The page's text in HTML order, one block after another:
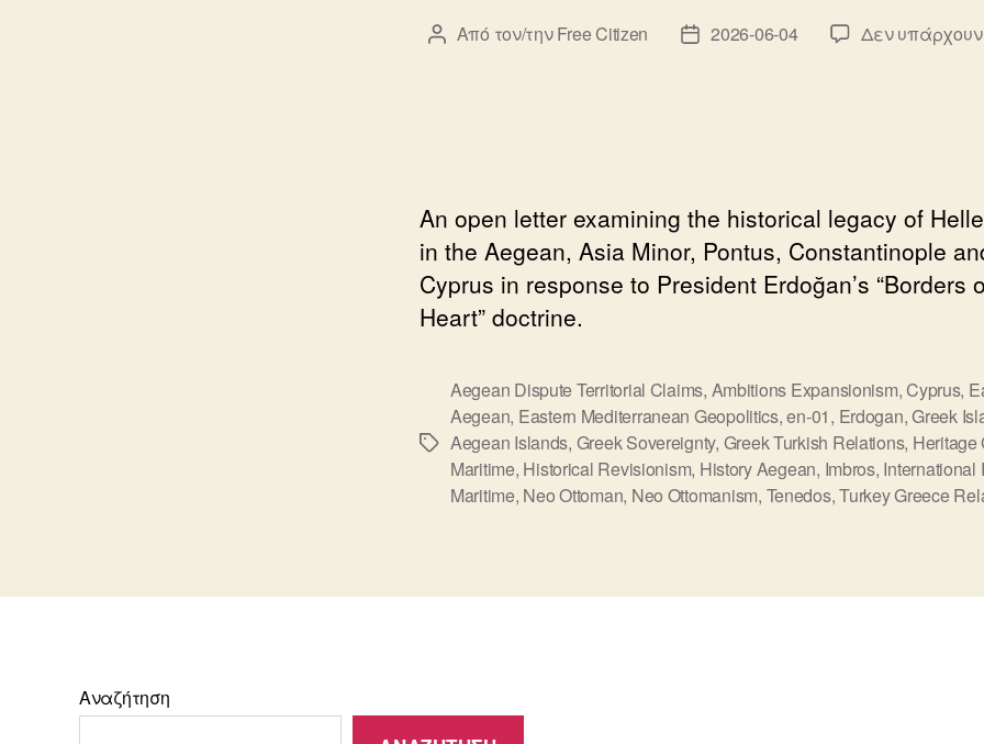
Συντάκτης
Από τον/τηνFree Citizen
Ημ.2026-06-04 Δεν
An open letter examining the historical legacy of
in the Aegean, Asia Minor, Pontus, Constantinople
Cyprus in response to President Erdoğan’s “Borders
Heart” doctrine.
Ετικέτες
Aegean Dispute Territorial Claims, Ambitions Expansionism,Cyprus,
Aegean, Eastern Mediterranean Geopolitics,en-01, Erdogan,Greek
Aegean Islands, Greek Sovereignty, Greek Turkish Relations, Heritage
Maritime, Historical Revisionism, History Aegean, Imbros, International
Maritime, Neo Ottoman, Neo Ottomanism, Tenedos,Turkey Greece
Αναζήτηση